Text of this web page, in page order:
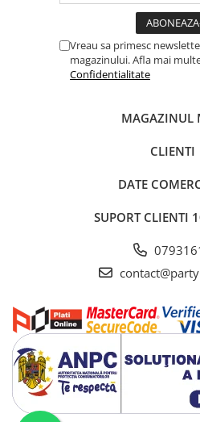
Vreau sa primesc
magazinului. Afla mai
Confidentialitate
MAGAZINUL
CLIENTI
DATE
SUPORT CLIENTI